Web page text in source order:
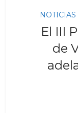
El III
de